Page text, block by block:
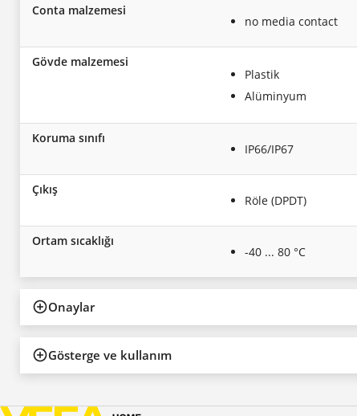
Conta malzemesi
no media contact
Gövde malzemesi
Plastik
Alüminyum
Koruma sınıfı
IP66/IP67
Çıkış
Röle (DPDT)
Ortam sıcaklığı
-40 ... 80 °C
Onaylar
Gösterge ve kullanım